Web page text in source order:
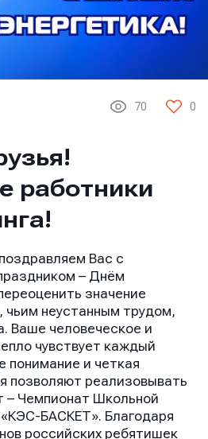
70 0
работники
Вас с
– Днём
значение
чьим неустанным трудом,
Ваше человеческое и
чувствует каждый
и четкая
позволяют реализовывать
– Чемпионат Школьной
БАСКЕТ». Благодаря
российских ребятишек